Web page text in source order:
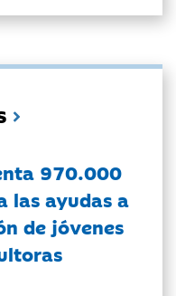
970.000
las ayudas a
de jóvenes